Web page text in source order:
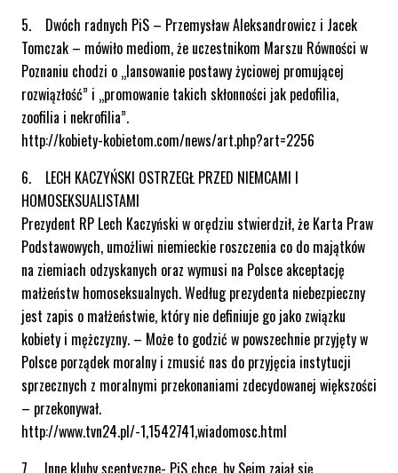
5. Dwóch radnych PiS – Przemysław Aleksandrowicz i Jacek
Tomczak – mówiło mediom, że uczestnikom Marszu Równości w
Poznaniu chodzi o „lansowanie postawy życiowej promującej
rozwiązłość” i „promowanie takich skłonności jak pedofilia,
zoofilia i nekrofilia”.
http://kobiety-kobietom.com/news/art.php?art=2256
6. LECH KACZYŃSKI OSTRZEGŁ PRZED NIEMCAMI I
HOMOSEKSUALISTAMI
Prezydent RP Lech Kaczyński w orędziu stwierdził, że Karta Praw
Podstawowych, umożliwi niemieckie roszczenia co do majątków
na ziemiach odzyskanych oraz wymusi na Polsce akceptację
małżeństw homoseksualnych. Według prezydenta niebezpieczny
jest zapis o małżeństwie, który nie definiuje go jako związku
kobiety i mężczyzny. – Może to godzić w powszechnie przyjęty w
Polsce porządek moralny i zmusić nas do przyjęcia instytucji
sprzecznych z moralnymi przekonaniami zdecydowanej większości
– przekonywał.
http://www.tvn24.pl/-1,1542741,wiadomosc.html